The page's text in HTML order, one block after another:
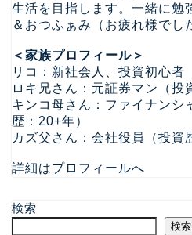
生活を目指します。一緒に勉
＆おつふぁみ（お疲れ様でし
＜家族プロフィール＞
リコ：新社会人、投資初心者
ロキ兄さん：元証券マン（投
キンコ母さん：ファイナンシ
歴：20+年）
カズ父さん：会社役員（投資
詳細はプロフィールへ
検索
検索